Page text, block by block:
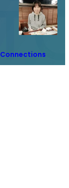
Connections